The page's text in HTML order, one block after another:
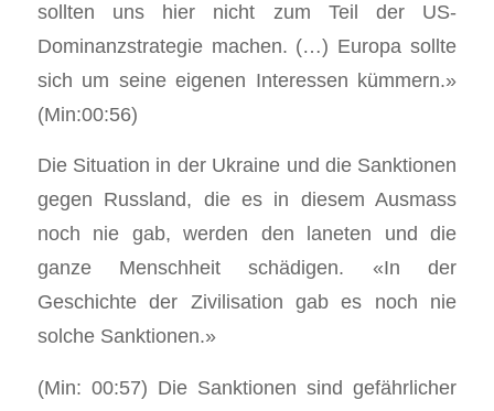
sollten uns hier nicht zum Teil der US-
Dominanzstrategie machen. (…) Europa sollte
sich um seine eigenen Interessen kümmern.»
(Min:00:56)
Die Situation in der Ukraine und die Sanktionen
gegen Russland, die es in diesem Ausmass
noch nie gab, werden den laneten und die
ganze Menschheit schädigen. «In der
Geschichte der Zivilisation gab es noch nie
solche Sanktionen.»
(Min: 00:57) Die Sanktionen sind gefährlicher